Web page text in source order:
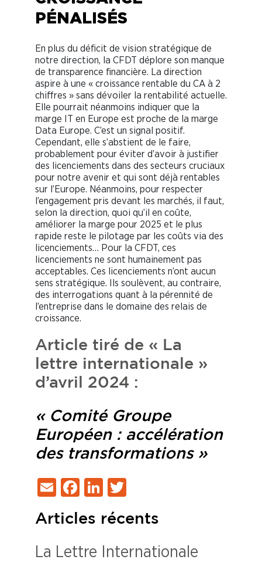
PÉNALISÉS
En plus du déficit de vision stratégique de
notre direction, la CFDT déplore son manque
de transparence financière. La direction
aspire à une « croissance rentable du CA à 2
chiffres » sans dévoiler la rentabilité actuelle.
Elle pourrait néanmoins indiquer que la
marge IT en Europe est proche de la marge
Data Europe. C’est un signal positif.
Cependant, elle s’abstient de le faire,
probablement pour éviter d’avoir à justifier
des licenciements dans des secteurs cruciaux
pour notre avenir et qui sont déjà rentables
sur l’Europe. Néanmoins, pour respecter
l’engagement pris devant les marchés, il faut,
selon la direction, quoi qu’il en coûte,
améliorer la marge pour 2025 et le plus
rapide reste le pilotage par les coûts via des
licenciements… Pour la CFDT, ces
licenciements ne sont humainement pas
acceptables. Ces licenciements n’ont aucun
sens stratégique. Ils soulèvent, au contraire,
des interrogations quant à la pérennité de
l’entreprise dans le domaine des relais de
croissance.
Article tiré de « La
lettre internationale »
d’avril 2024 :
« Comité Groupe
Européen : accélération
des transformations »
EmailFacebook
LinkedIn
Articles récents
La Lettre Internationale